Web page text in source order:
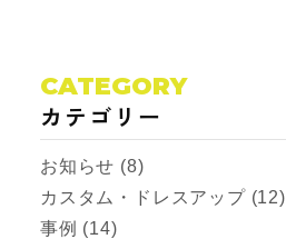
CATEGORY
カテゴリー
お知らせ (8)
カスタム・ドレスアップ (12)
事例 (14)